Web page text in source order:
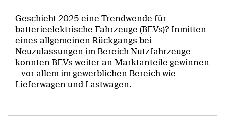
Geschieht 2025 eine Trendwende für
batterieelektrische Fahrzeuge (BEVs)? Inmitten
eines allgemeinen Rückgangs bei
Neuzulassungen im Bereich Nutzfahrzeuge
konnten BEVs weiter an Marktanteile gewinnen
– vor allem im gewerblichen Bereich wie
Lieferwagen und Lastwagen.